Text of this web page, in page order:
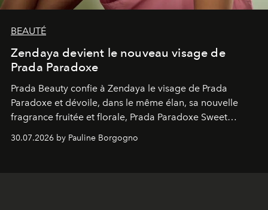
BEAUTÉ
Zendaya devient le nouveau visage de
Prada Paradoxe
Prada Beauty confie à Zendaya le visage de Prada
Paradoxe et dévoile, dans le même élan, sa nouvelle
fragrance fruitée et florale, Prada Paradoxe Sweet
Chemistry Eau de Parfum.
30.07.2026 by Pauline Borgogno